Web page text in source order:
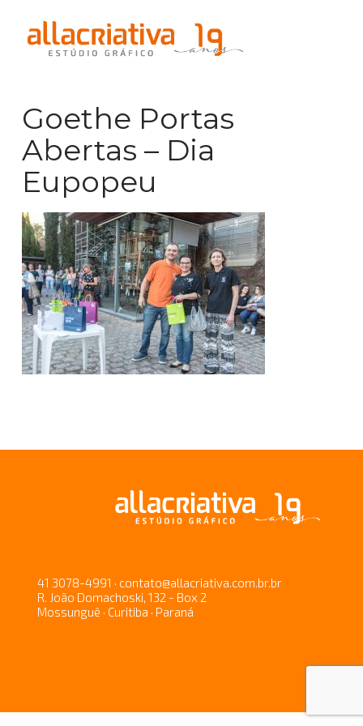
Goethe Portas
Abertas – Dia
Eupopeu
41 3078-4991 · contato@allacriativa.com.br.br
R. João Domachoski, 132 - Box 2
Mossunguê · Curitiba · Paraná